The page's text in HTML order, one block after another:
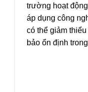
trường hoạt
áp dụng công
có thể giảm
bảo ổn định